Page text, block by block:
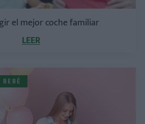
el mejor coche familiar
LEER